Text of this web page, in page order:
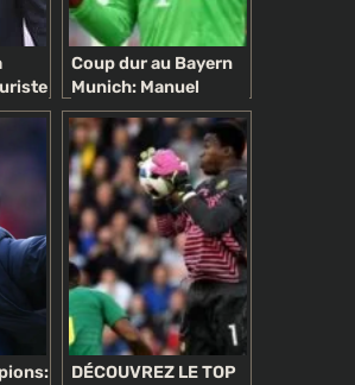
Coup dur au Bayern
Munich: Manuel
Neuer opéré du pied
et absent jusqu’en
janvier 2018!
DÉCOUVREZ LE TOP